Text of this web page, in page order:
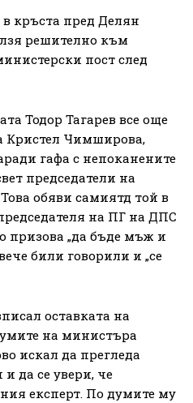
кръста пред Делян
решително към
пост след
Тодор Тагарев все още
Кристел Чимширова,
гафа с непоканените
председатели на
обяви самиятд той в
на ПГ на ДПС
призова „да бъде мъж и
били говорили и „се
оставката на
на министъра
искал да прегледа
да се увери, че
експерт. По думите му